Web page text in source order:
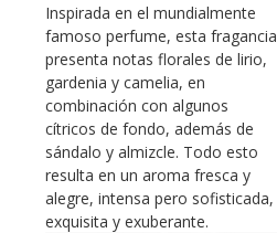
Inspirada en el mundialmente
famoso perfume, esta fragancia
presenta notas florales de lirio,
gardenia y camelia, en
combinación con algunos
cítricos de fondo, además de
sándalo y almizcle. Todo esto
resulta en un aroma fresca y
alegre, intensa pero sofisticada,
exquisita y exuberante.